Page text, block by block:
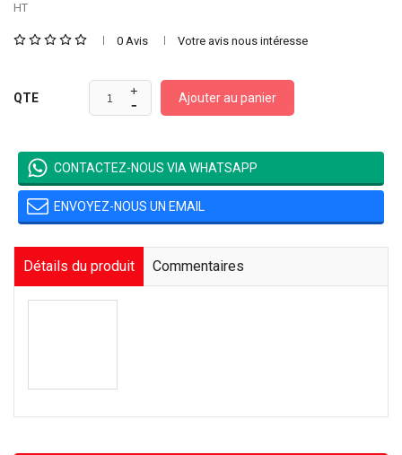
HT
0 Avis Votre avis nous intéresse
QTE Ajouter au panier
CONTACTEZ-NOUS VIA WHATSAPP
ENVOYEZ-NOUS UN EMAIL
Détails du produit Commentaires